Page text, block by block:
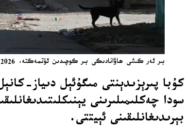
بىر ئەر كىشى ھاۋانادىكى بىر كوچىدىن ئۆتمەكتە، 2026-يىلى 25-ماي دۈشەنبە. سۈرەت: ئا پ. / AP
سودا چەكلىمىلىرىنى
بېرىدىغانلىقىنى ئېيتتى.